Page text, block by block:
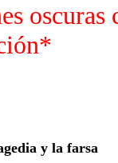
oscuras
y la farsa